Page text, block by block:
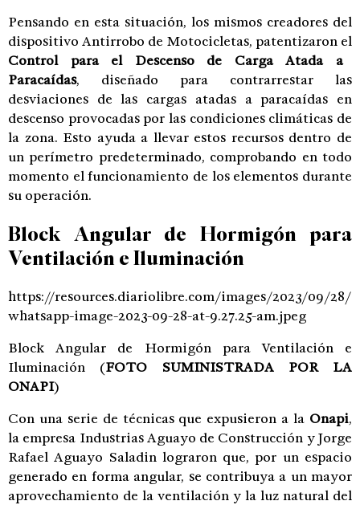
Pensando en esta situación, los mismos creadores del
dispositivo Antirrobo de Motocicletas, patentizaron el
Control para el Descenso de Carga Atada a
Paracaídas, diseñado para contrarrestar las
desviaciones de las cargas atadas a paracaídas en
descenso provocadas por las condiciones climáticas de
la zona. Esto ayuda a llevar estos recursos dentro de
un perímetro predeterminado, comprobando en todo
momento el funcionamiento de los elementos durante
su operación.
Block Angular de Hormigón para
Ventilación e Iluminación
https://resources.diariolibre.com/images/2023/09/28/
whatsapp-image-2023-09-28-at-9.27.25-am.jpeg
Block Angular de Hormigón para Ventilación e
Iluminación (FOTO SUMINISTRADA POR LA
ONAPI)
Con una serie de técnicas que expusieron a la Onapi,
la empresa Industrias Aguayo de Construcción y Jorge
Rafael Aguayo Saladin lograron que, por un espacio
generado en forma angular, se contribuya a un mayor
aprovechamiento de la ventilación y la luz natural del